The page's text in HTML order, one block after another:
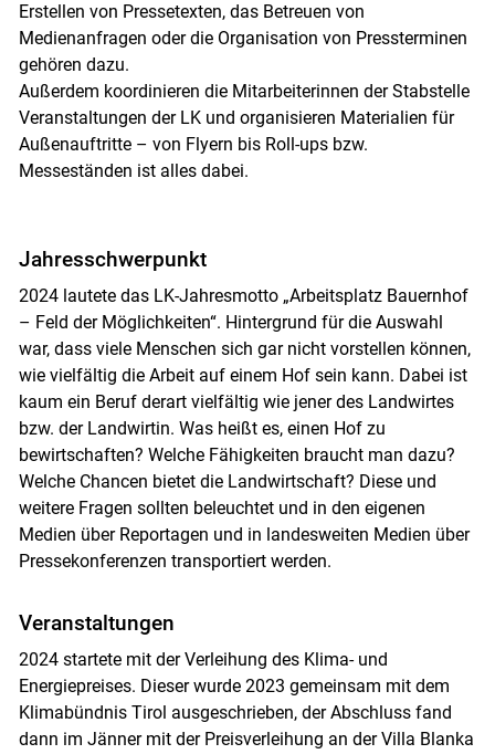
Erstellen von Pressetexten, das Betreuen von
Medienanfragen oder die Organisation von Pressterminen
gehören dazu.
Außerdem koordinieren die Mitarbeiterinnen der Stabstelle
Veranstaltungen der LK und organisieren Materialien für
Außenauftritte – von Flyern bis Roll-ups bzw.
Messeständen ist alles dabei.
Jahresschwerpunkt
2024 lautete das LK-Jahresmotto „Arbeitsplatz Bauernhof
– Feld der Möglichkeiten“. Hintergrund für die Auswahl
war, dass viele Menschen sich gar nicht vorstellen können,
wie vielfältig die Arbeit auf einem Hof sein kann. Dabei ist
kaum ein Beruf derart vielfältig wie jener des Landwirtes
bzw. der Landwirtin. Was heißt es, einen Hof zu
bewirtschaften? Welche Fähigkeiten braucht man dazu?
Welche Chancen bietet die Landwirtschaft? Diese und
weitere Fragen sollten beleuchtet und in den eigenen
Medien über Reportagen und in landesweiten Medien über
Pressekonferenzen transportiert werden.
Veranstaltungen
2024 startete mit der Verleihung des Klima- und
Energiepreises. Dieser wurde 2023 gemeinsam mit dem
Klimabündnis Tirol ausgeschrieben, der Abschluss fand
dann im Jänner mit der Preisverleihung an der Villa Blanka